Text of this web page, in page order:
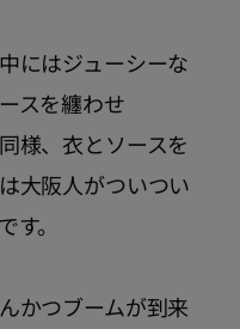
にはジューシーな
スを纏わせ
様、衣とソースを
大阪人がついつい
。
かつブームが到来